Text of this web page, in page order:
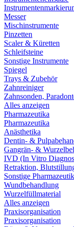
Messer
Mischinstrumente
Pinzetten
Scaler & Küretten
Schleifsteine
Sonstige Instrumente
Spiegel
Trays & Zubehör
Zahnreiniger
Zahnsonden,
Alles anzeigen
Pharmazeutika
Pharmazeutika
Anästhetika
Dentin- &
Gangrän- &
IVD (In Vitro
Retraktion,
Sonstige
Wundbehandlung
Wurzelfüllmaterial
Alles anzeigen
Praxisorganisation
Praxisorganisation